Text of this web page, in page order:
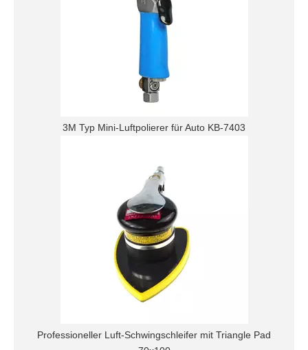
3M Typ Mini-Luftpolierer für Auto KB-7403
Professioneller Luft-Schwingschleifer mit Triangle Pad